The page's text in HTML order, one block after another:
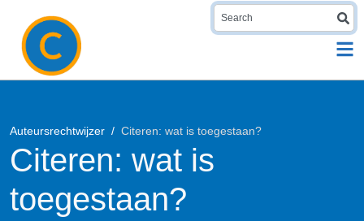
Auteursrechtwijzer Citeren: wat is toegestaan?
Citeren: wat is
toegestaan?